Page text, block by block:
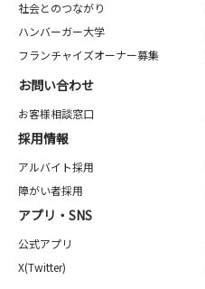
社会とのつながり
ハンバーガー大学
フランチャイズオーナー募集
お問い合わせ
お客様相談窓口
採用情報
アルバイト採用
障がい者採用
アプリ・SNS
公式アプリ
X(Twitter)